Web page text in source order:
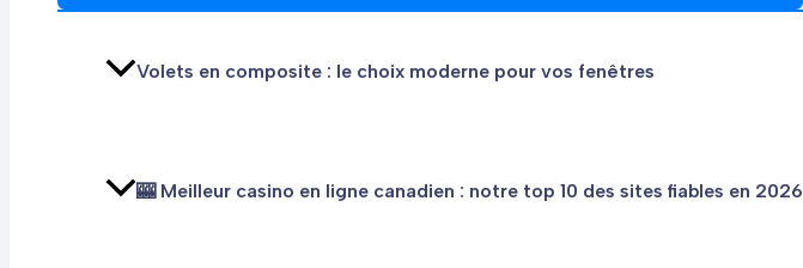
Volets en composite : le choix moderne pour vos fenêtres
🎰 Meilleur casino en ligne canadien : notre top 10 des sites fiables en 2026